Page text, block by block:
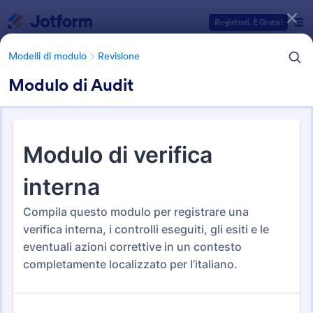
Registrati. È Gratis!
Modelli di modulo Revisione
Modulo di Audit
Modelli di modulo Revisione
Revisione
Categorie Template Moduli